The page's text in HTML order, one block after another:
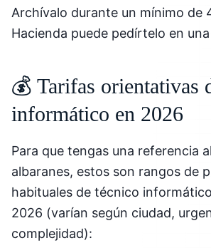
Archívalo durante un mínimo de
Hacienda puede pedírtelo en
💰 Tarifas orientativas
informático en 2026
Para que tengas una referencia
albaranes, estos son rangos de
habituales de técnico
2026 (varían según ciudad,
complejidad):